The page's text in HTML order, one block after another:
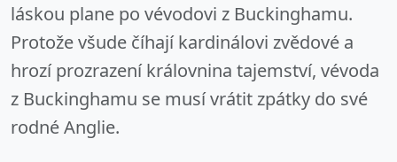
láskou plane po vévodovi z Buckinghamu.
Protože všude číhají kardinálovi zvědové a
hrozí prozrazení královnina tajemství, vévoda
z Buckinghamu se musí vrátit zpátky do své
rodné Anglie.